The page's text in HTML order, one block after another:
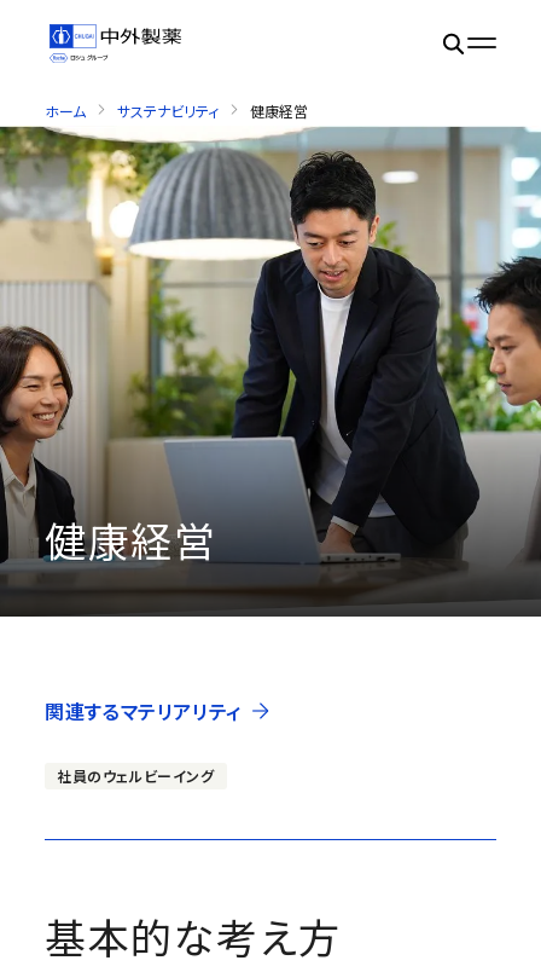
ホーム サステナビリティ 健康経営
健康経営
関連するマテリアリティ
社員のウェルビーイング
基本的な考え方